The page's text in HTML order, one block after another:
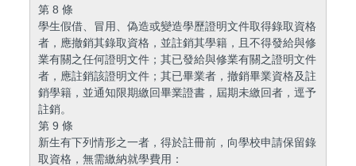
第 8 條
學生假借、冒用、偽造或變造學歷證明文件取得錄取資格
者，應撤銷其錄取資格，並註銷其學籍，且不得發給與修
業有關之任何證明文件；其已發給與修業有關之證明文件
者，應註銷該證明文件；其已畢業者，撤銷畢業資格及註
銷學籍，並通知限期繳回畢業證書，屆期未繳回者，逕予
註銷。
第 9 條
新生有下列情形之一者，得於註冊前，向學校申請保留錄
取資格，無需繳納就學費用：